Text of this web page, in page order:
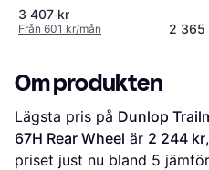
M/C, Bakhjul
3 407 kr
Från 601 kr/mån
2 365
Om produkten
Lägsta pris på Dunlop
67H Rear Wheel är 2 244 kr
priset just nu bland 5